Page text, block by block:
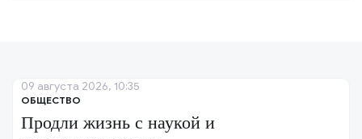
ОБЩЕСТВО
Продли жизнь с наукой и
09 августа 2026, 10:35